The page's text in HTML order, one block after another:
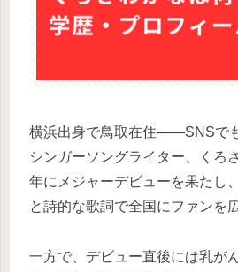
横浜出身で鳥取在住——SNSで
シンガーソングライター、くろ
年にメジャーデビューを果たし
と詩的な歌詞で全国にファンを
一方で、デビュー直後には乳が